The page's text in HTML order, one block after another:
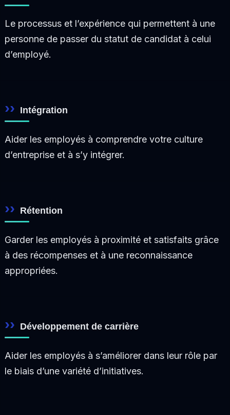
Le processus et l’expérience qui permettent à une
personne de passer du statut de candidat à celui
d’employé.
Intégration
Aider les employés à comprendre votre culture
d’entreprise et à s’y intégrer.
Rétention
Garder les employés à proximité et satisfaits grâce
à des récompenses et à une reconnaissance
appropriées.
Développement de carrière
Aider les employés à s’améliorer dans leur rôle par
le biais d’une variété d’initiatives.